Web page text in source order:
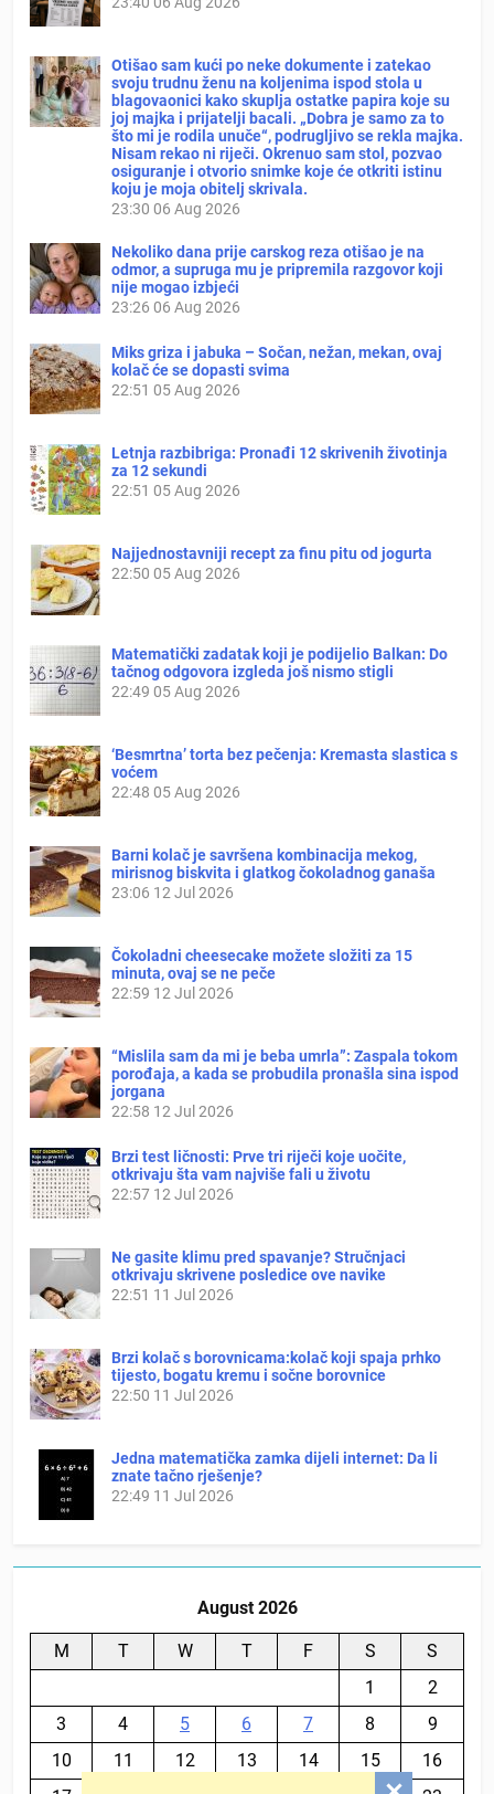
Otišao sam kući po neke dokumente i zatekao
svoju trudnu ženu na koljenima ispod stola u
blagovaonici kako skuplja ostatke papira koje su
joj majka i prijatelji bacali. „Dobra je samo za to
što mi je rodila unuče“, podrugljivo se rekla majka.
Nisam rekao ni riječi. Okrenuo sam stol, pozvao
osiguranje i otvorio snimke koje će otkriti istinu
koju je moja obitelj skrivala.
23:30 06 Aug 2026
Nekoliko dana prije carskog reza otišao je na
odmor, a supruga mu je pripremila razgovor koji
nije mogao izbjeći
23:26 06 Aug 2026
Miks griza i jabuka – Sočan, nežan, mekan, ovaj
kolač će se dopasti svima
22:51 05 Aug 2026
Letnja razbibriga: Pronađi 12 skrivenih životinja
za 12 sekundi
22:51 05 Aug 2026
Najjednostavniji recept za finu pitu od jogurta
22:50 05 Aug 2026
Matematički zadatak koji je podijelio Balkan: Do
tačnog odgovora izgleda još nismo stigli
22:49 05 Aug 2026
‘Besmrtna’ torta bez pečenja: Kremasta slastica s
voćem
22:48 05 Aug 2026
Barni kolač je savršena kombinacija mekog,
mirisnog biskvita i glatkog čokoladnog ganaša
23:06 12 Jul 2026
Čokoladni cheesecake možete složiti za 15
minuta, ovaj se ne peče
22:59 12 Jul 2026
“Mislila sam da mi je beba umrla”: Zaspala tokom
porođaja, a kada se probudila pronašla sina ispod
jorgana
22:58 12 Jul 2026
Brzi test ličnosti: Prve tri riječi koje uočite,
otkrivaju šta vam najviše fali u životu
22:57 12 Jul 2026
Ne gasite klimu pred spavanje? Stručnjaci
otkrivaju skrivene posledice ove navike
22:51 11 Jul 2026
Brzi kolač s borovnicama:kolač koji spaja prhko
tijesto, bogatu kremu i sočne borovnice
22:50 11 Jul 2026
Jedna matematička zamka dijeli internet: Da li
znate tačno rješenje?
22:49 11 Jul 2026
August 2026
M T W T F S
S
1
2
3
4 5 6 7 8
9
10
11 12 13 14 15
16